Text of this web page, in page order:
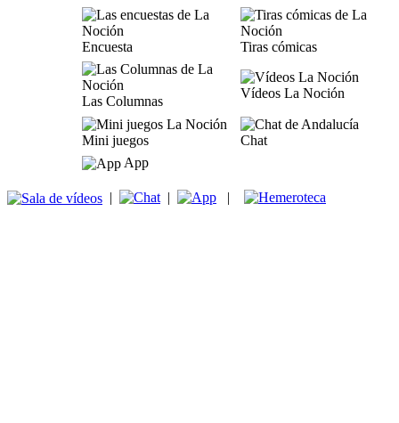
Encuesta Tiras cómicas
Las Columnas
Vídeos La Noción
Mini juegos
Chat
App
| | |